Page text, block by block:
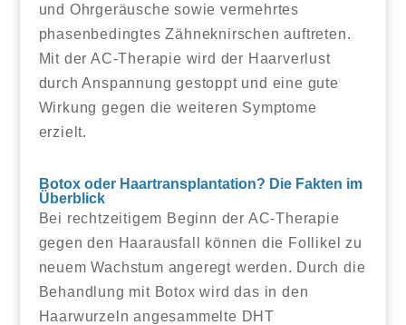
und Ohrgeräusche sowie vermehrtes
phasenbedingtes Zähneknirschen auftreten.
Mit der AC-Therapie wird der Haarverlust
durch Anspannung gestoppt und eine gute
Wirkung gegen die weiteren Symptome
erzielt.
Botox oder Haartransplantation? Die Fakten im
Überblick
Bei rechtzeitigem Beginn der AC-Therapie
gegen den Haarausfall können die Follikel zu
neuem Wachstum angeregt werden. Durch die
Behandlung mit Botox wird das in den
Haarwurzeln angesammelte DHT